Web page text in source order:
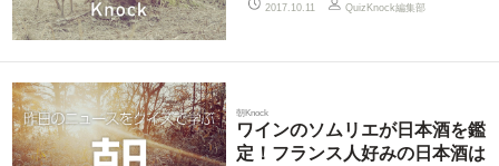
2017.10.11 QuizKnock編集部
朝Knock
ワインのソムリエが日本酒を鑑
定！フランス人好みの日本酒は